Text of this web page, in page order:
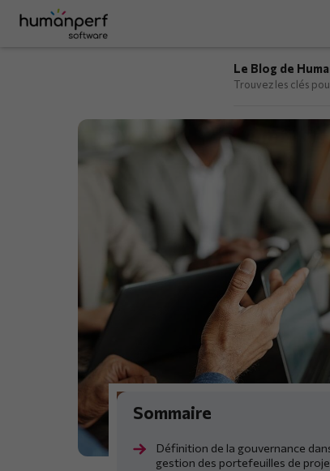
Le Blog de
Trouvez les clés
Définition de la gouvernance
gestion des portefeuilles de